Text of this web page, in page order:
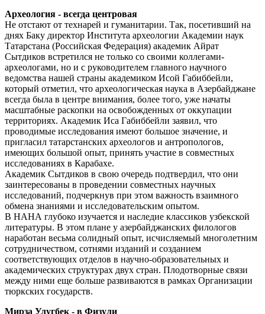
Археология - всегда центровая
Не отстают от технарей и гуманитарии. Так, посетивший на
днях Баку директор Института археологии Академии наук
Татарстана (Российская Федерация) академик Айрат
Сытдиков встретился не только со своими коллегами-
археологами, но и с руководителем главного научного
ведомства нашей страны академиком Исой Габиббейли,
который отметил, что археологическая наука в Азербайджане
всегда была в центре внимания, более того, уже начаты
масштабные раскопки на освобожденных от оккупации
территориях. Академик Иса Габиббейли заявил, что
проводимые исследования имеют большое значение, и
пригласил татарстанских археологов и антропологов,
имеющих большой опыт, принять участие в совместных
исследованиях в Карабахе.
Академик Сытдиков в свою очередь подтвердил, что они
заинтересованы в проведении совместных научных
исследований, подчеркнув при этом важность взаимного
обмена знаниями и исследовательским опытом.
В НАНА глубоко изучается и наследие классиков узбекской
литературы. В этом плане у азербайджанских филологов
наработан весьма солидный опыт, исчисляемый многолетним
сотрудничеством, сотнями изданий и созданием
соответствующих отделов в научно-образовательных и
академических структурах двух стран. Плодотворные связи
между ними еще больше развиваются в рамках Организации
тюркских государств.
Мирза Улугбек - в Физули